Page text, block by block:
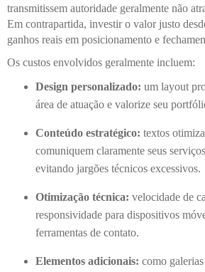
transmitissem autoridade geralmente não
Em contrapartida, investir o valor justo
ganhos reais em posicionamento e
Os custos envolvidos geralmente incluem:
Design personalizado: um layout
área de atuação e valorize seu
Conteúdo estratégico: textos
comuniquem claramente seus
evitando jargões técnicos excessivos.
Otimização técnica: velocidade de
responsividade para dispositivos
ferramentas de contato.
Elementos adicionais: como